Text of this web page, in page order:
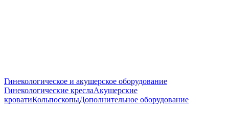
Гинекологическое и акушерское оборудование
Гинекологические креслаАкушерские
кроватиКольпоскопыДополнительное оборудование